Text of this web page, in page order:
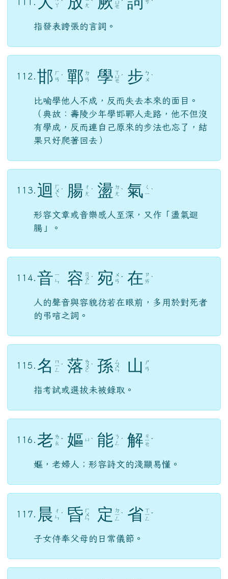
ㄚ ㄤ ㄝ
指發表誇張的言詞。
112. 邯 ㄏ
ㄢ ˊ 鄲 ㄉ
ㄢ
學 ㄒ
ㄩ
ㄝ
ˊ 步 ㄅ
ㄨ ˋ
比喻學他人不成，反而失去本來的面目。
（典故：壽陵少年學邯鄲人走路，他不但沒
有學成，反而連自己原來的步法也忘了，結
果只好爬著回去）
113. 迴 ㄏ
ㄨ
ㄟ
ˊ 腸
ㄔ
ㄤ
ˊ 盪 ㄉ
ㄤ ˋ 氣
ㄑ
ㄧ ˋ
形容文章或音樂感人至深，又作「盪氣迴
腸」。
114. 音 ㄣ
容 ㄖ
ㄨ
ㄥ
ˊ 宛
ㄨ
ㄢ ˇ 在 ㄗ
ㄞ ˋ
人的聲音與容貌彷若在眼前，多用於對死者
的弔唁之詞。
115. 名 ㄧ
ㄥ
ˊ 落 ㄌ
ㄨ
ㄛ
ˋ 孫 ㄙ
ㄨ
ㄣ 山
ㄕ
ㄢ
指考試或選拔未被錄取。
116. 老 ㄌ
ㄠ ˇ 嫗 ˋ 能 ㄋ
ㄥ ˊ 解 ㄐ
ㄧ
ㄝ
ˇ
嫗，老婦人；形容詩文的淺顯易懂。
117. 晨
ㄔ
ㄣ
ˊ 昏 ㄏ
ㄨ
ㄣ 定 ㄉ
ㄧ
ㄥ
ˋ 省 ㄒ
ㄧ
ㄥ
ˇ
子女侍奉父母的日常儀節。